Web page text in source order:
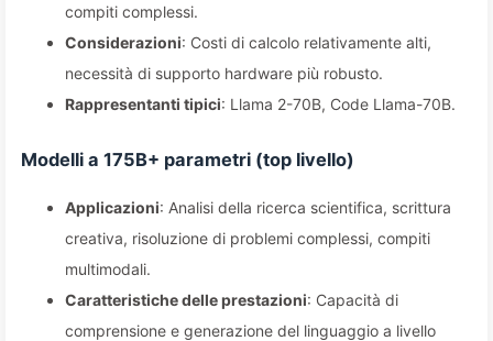
compiti complessi.
Considerazioni: Costi di calcolo relativamente alti,
necessità di supporto hardware più robusto.
Rappresentanti tipici: Llama 2-70B, Code Llama-70B.
Modelli a 175B+ parametri (top livello)
Applicazioni: Analisi della ricerca scientifica, scrittura
creativa, risoluzione di problemi complessi, compiti
multimodali.
Caratteristiche delle prestazioni: Capacità di
comprensione e generazione del linguaggio a livello